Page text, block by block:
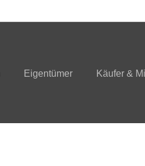
Eigentümer Käufer &